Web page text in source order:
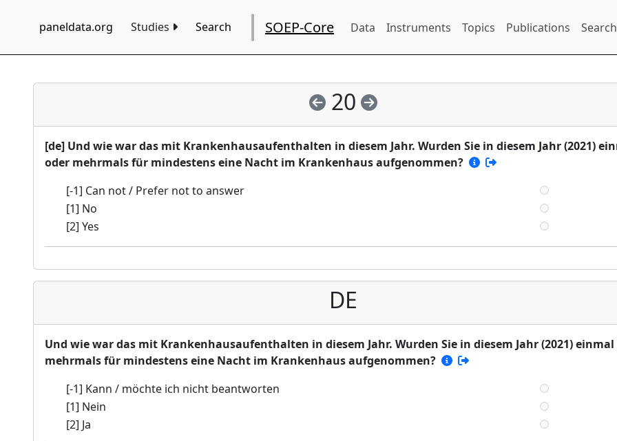
paneldata.org Studies Search SOEP-Core Data Instruments Topics Publications
20
[de] Und wie war das mit Krankenhausaufenthalten in diesem Jahr. Wurden Sie in diesem Jahr (2021)
oder mehrmals für mindestens eine Nacht im Krankenhaus aufgenommen?
[-1] Can not / Prefer not to answer
[1] No
[2] Yes
DE
Und wie war das mit Krankenhausaufenthalten in diesem Jahr. Wurden Sie in diesem Jahr (2021) einmal
mehrmals für mindestens eine Nacht im Krankenhaus aufgenommen?
[-1] Kann / möchte ich nicht beantworten
[1] Nein
[2] Ja